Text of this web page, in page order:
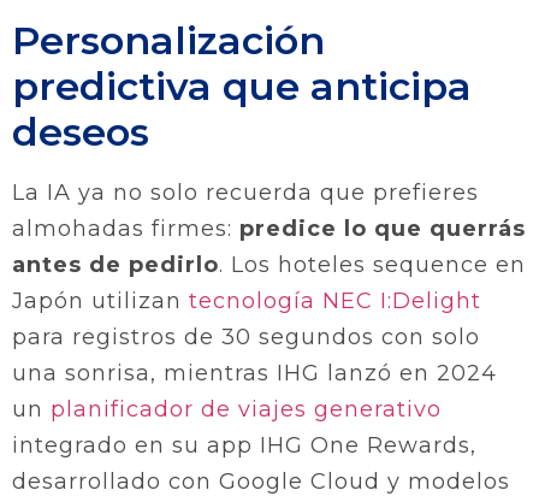
Personalización
predictiva que anticipa
deseos
La IA ya no solo recuerda que prefieres
almohadas firmes: predice lo que querrás
antes de pedirlo. Los hoteles sequence en
Japón utilizan tecnología NEC I:Delight
para registros de 30 segundos con solo
una sonrisa, mientras IHG lanzó en 2024
un planificador de viajes generativo
integrado en su app IHG One Rewards,
desarrollado con Google Cloud y modelos